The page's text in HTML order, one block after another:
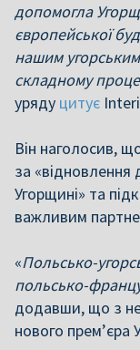
допомогла
європейської
нашим
складному
уряду цитує
Він наголосив,
за «відновлення
Угорщині» та
важливим
«Польсько-
польсько-
додавши, що з
нового